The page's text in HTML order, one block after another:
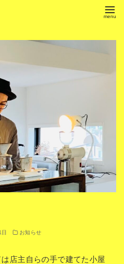
お知らせ
店主自らの手で建てた小屋